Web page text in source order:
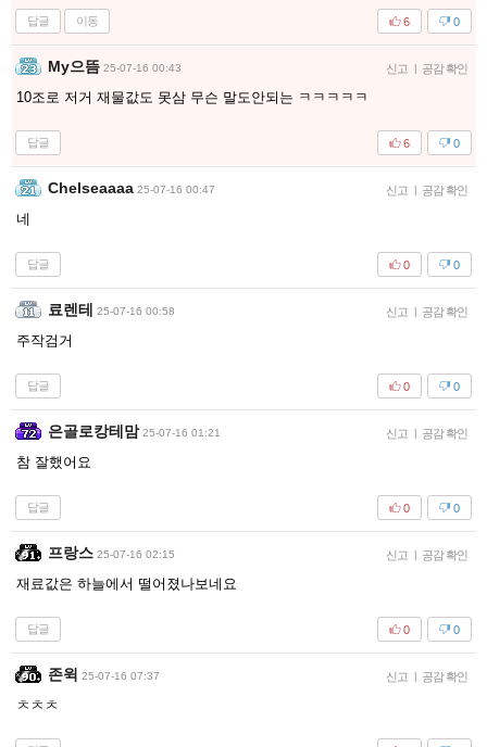
답글 이동 0
6
My으뜸 25-07-16 00:43 신고 | 공감 확인
10조로 저거 재물값도 못삼 무슨 말도안되는 ㅋㅋㅋㅋㅋ
답글 0
6
Chelseaaaa 25-07-16 00:47 신고 | 공감 확인
네
답글 0
0
료렌테 25-07-16 00:58 신고 | 공감 확인
주작검거
답글 0
0
은골로캉테맘 25-07-16 01:21 신고 | 공감 확인
참 잘했어요
답글 0
0
프랑스 25-07-16 02:15 신고 | 공감 확인
재료값은 하늘에서 떨어졌나보네요
답글 0
0
존윅 25-07-16 07:37 신고 | 공감 확인
ㅊㅊㅊ